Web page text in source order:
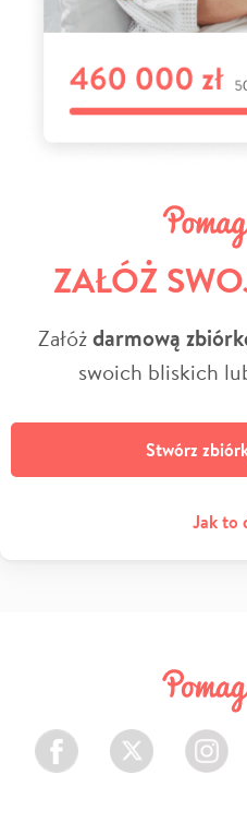
ZAŁÓŻ
Załóżdarmową
swoich bliskich
Stwórz
Jak to
Facebook Twitter Instagram